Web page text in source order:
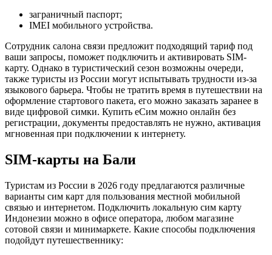
заграничный паспорт;
IMEI мобильного устройства.
Сотрудник салона связи предложит подходящий тариф под
ваши запросы, поможет подключить и активировать SIM-
карту. Однако в туристический сезон возможны очереди,
также туристы из России могут испытывать трудности из-за
языкового барьера. Чтобы не тратить время в путешествии на
оформление стартового пакета, его можно заказать заранее в
виде цифровой симки. Купить еСим можно онлайн без
регистрации, документы предоставлять не нужно, активация
мгновенная при подключении к интернету.
SIM-карты на Бали
Туристам из России в 2026 году предлагаются различные
варианты сим карт для пользования местной мобильной
связью и интернетом. Подключить локальную сим карту
Индонезии можно в офисе оператора, любом магазине
сотовой связи и минимаркете. Какие способы подключения
подойдут путешественнику: